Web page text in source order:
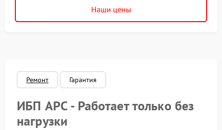
Наши цены
Ремонт Гарантия
ИБП APC - Работает только без
нагрузки